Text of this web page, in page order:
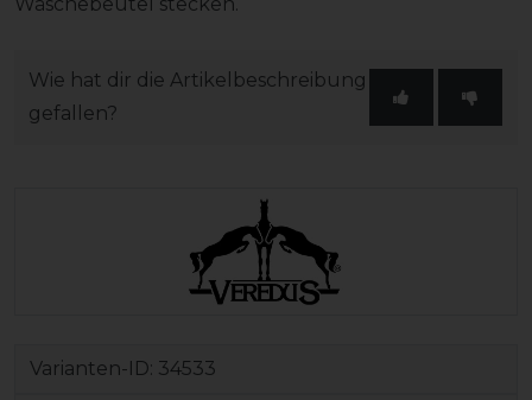
Wie hat dir die Artikelbeschreibung
gefallen?
Varianten-ID: 34533